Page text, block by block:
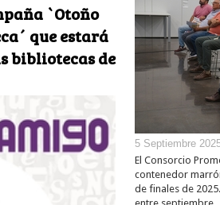
`Otoño
que estará
bibliotecas de
5 Septiembre
El Consorcio
contenedor
de finales de
entre septiembre